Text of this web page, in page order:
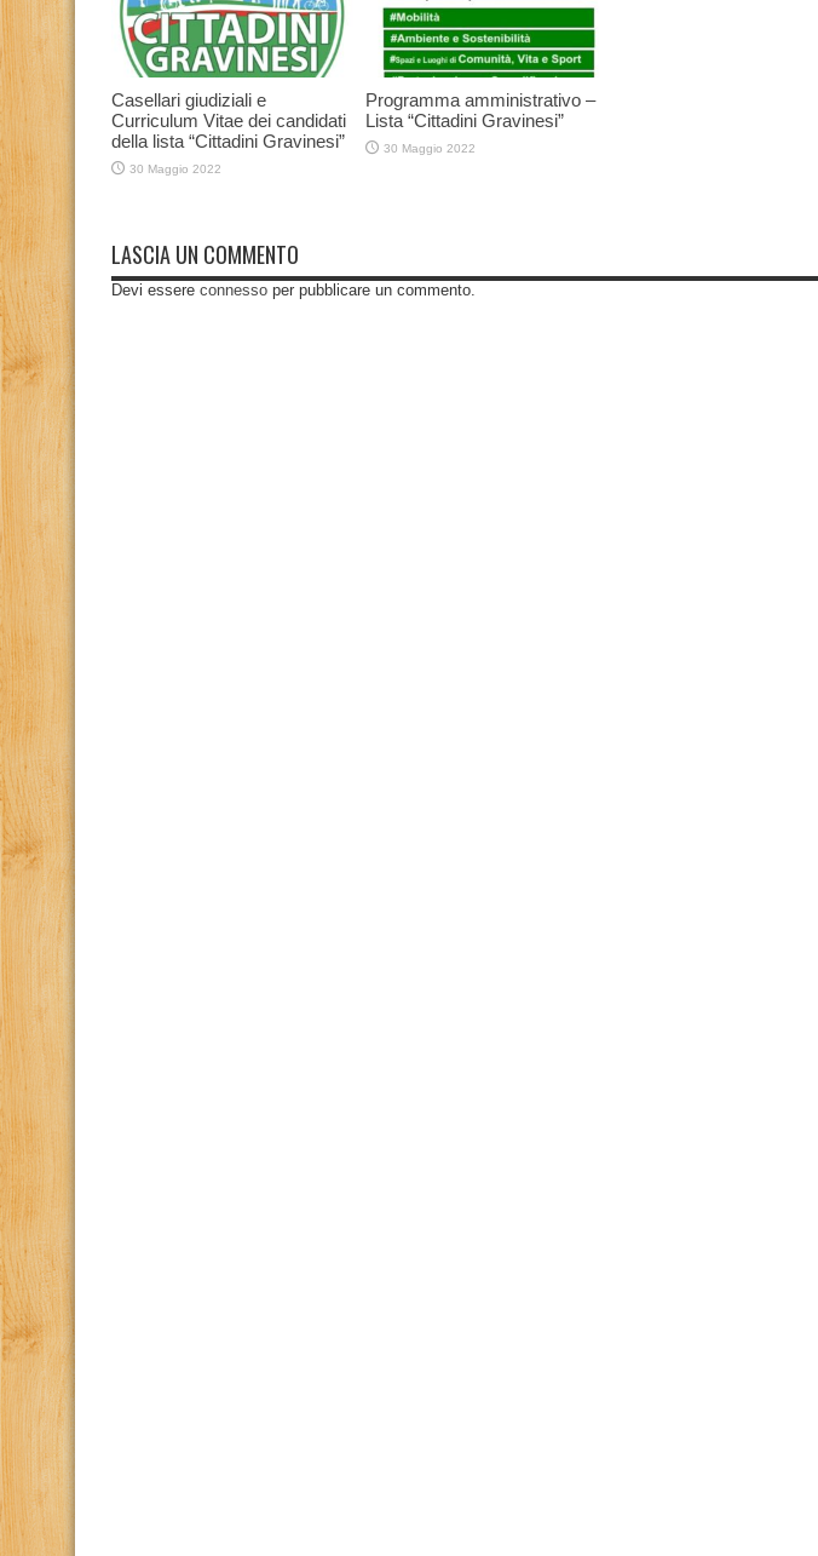
Casellari giudiziali e
Curriculum Vitae dei candidati
della lista “Cittadini Gravinesi”
30 Maggio 2022
Programma amministrativo –
Lista “Cittadini Gravinesi”
30 Maggio 2022
LASCIA UN COMMENTO
Devi essere connesso per pubblicare un commento.